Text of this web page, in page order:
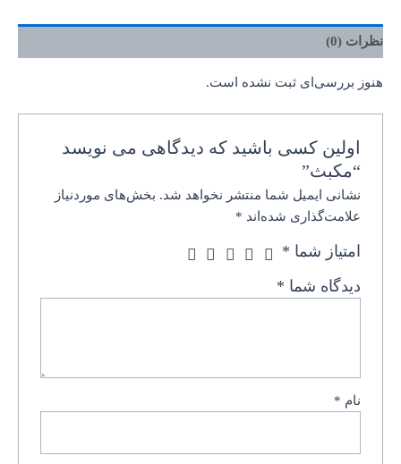
نظرات (0)
هنوز بررسی‌ای ثبت نشده است.
اولین کسی باشید که دیدگاهی می نویسد
“مکبث”
نشانی ایمیل شما منتشر نخواهد شد. بخش‌های موردنیاز
علامت‌گذاری شده‌اند *
امتیاز شما *
دیدگاه شما *
نام *